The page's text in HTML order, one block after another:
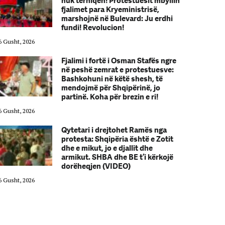
fjalimet para Kryeministrisë,
marshojnë në Bulevard: Ju erdhi
fundi! Revolucion!
Gusht, 2026
Fjalimi i fortë i Osman Stafës ngre
në peshë zemrat e protestuesve:
Bashkohuni në këtë shesh, të
mendojmë për Shqipërinë, jo
partinë. Koha për brezin e ri!
Gusht, 2026
Qytetari i drejtohet Ramës nga
protesta: Shqipëria është e Zotit
dhe e mikut, jo e djallit dhe
armikut. SHBA dhe BE t’i kërkojë
dorëheqjen (VIDEO)
Gusht, 2026